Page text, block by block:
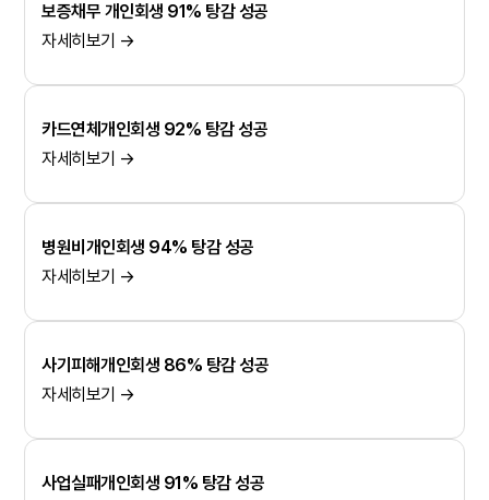
보증채무 개인회생 91% 탕감 성공
자세히보기 →
카드연체개인회생 92% 탕감 성공
자세히보기 →
병원비개인회생 94% 탕감 성공
자세히보기 →
사기피해개인회생 86% 탕감 성공
자세히보기 →
사업실패개인회생 91% 탕감 성공